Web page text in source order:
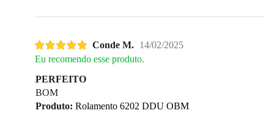
Conde M.
14/02/2025
Eu recomendo esse produto.
PERFEITO
BOM
Produto: Rolamento 6202 DDU OBM